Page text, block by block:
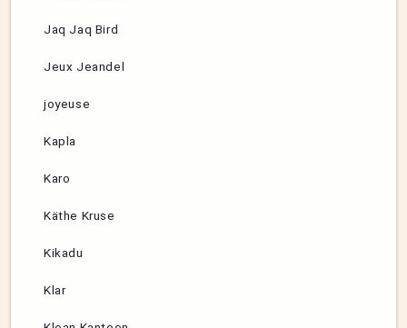
Jaq Jaq Bird
Jeux Jeandel
joyeuse
Kapla
Karo
Käthe Kruse
Kikadu
Klar